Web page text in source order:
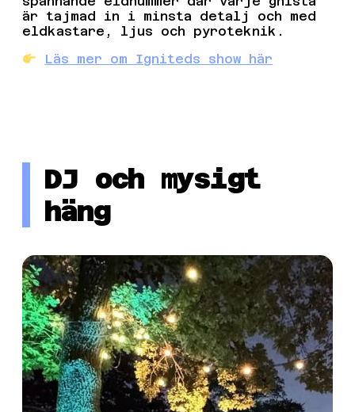
är tajmad in i minsta detalj och med
eldkastare, ljus och pyroteknik.
Läs mer om Igniteds show här
DJ och mysigt
häng